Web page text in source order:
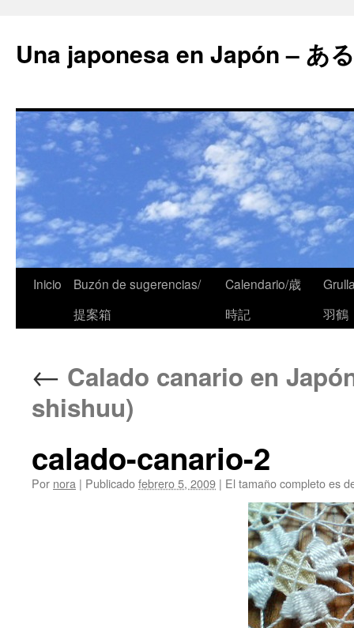
Una japonesa en Japón – あ
Inicio
Buzón de sugerencias/
提案箱
Calendario/歳
時記
羽鶴
← Calado canario en
shishuu)
calado-canario-2
Por nora | Publicadofebrero 5, 2009 | El tamaño completo es